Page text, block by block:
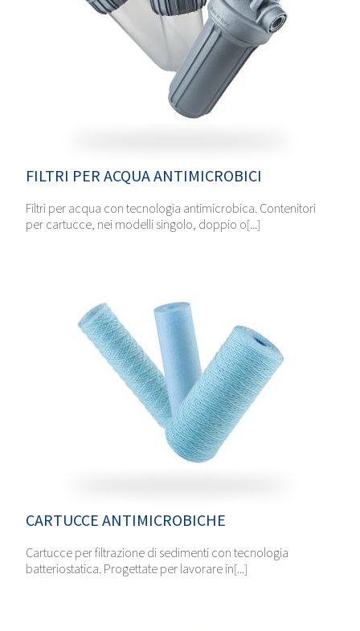
FILTRI PER ACQUA ANTIMICROBICI
Filtri per acqua con tecnologia antimicrobica. Contenitori
per cartucce, nei modelli singolo, doppio o[...]
CARTUCCE ANTIMICROBICHE
Cartucce per filtrazione di sedimenti con tecnologia
batteriostatica. Progettate per lavorare in[...]